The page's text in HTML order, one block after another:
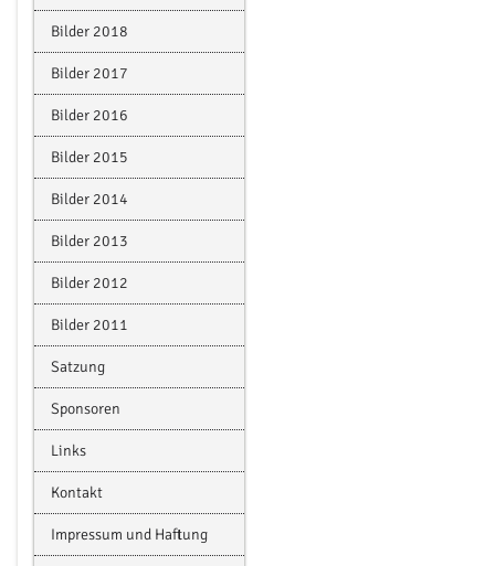
Bilder 2018
Bilder 2017
Bilder 2016
Bilder 2015
Bilder 2014
Bilder 2013
Bilder 2012
Bilder 2011
Satzung
Sponsoren
Links
Kontakt
Impressum und Haftung